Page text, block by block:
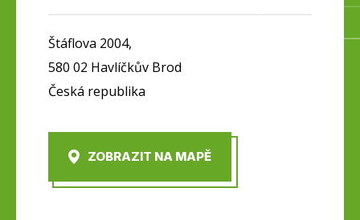
Štáflova 2004,
580 02 Havlíčkův Brod
Česká republika
ZOBRAZIT NA MAPĚ